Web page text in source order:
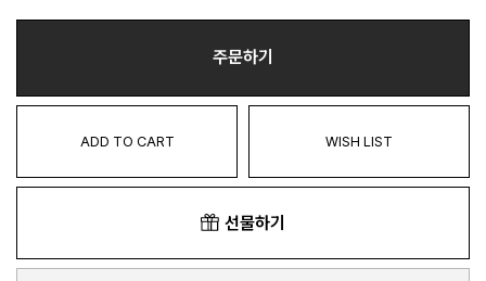
주문하기
ADD TO CART WISH LIST
선물하기